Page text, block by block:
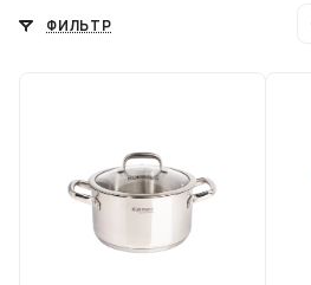
ФИЛЬТР